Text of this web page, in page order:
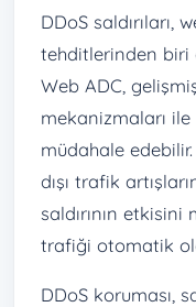
DDoS saldırıları,
tehditlerinden biri
Web ADC,
mekanizmaları ile
müdahale
dışı trafik
saldırının
trafiği otomatik
DDoS koruması,